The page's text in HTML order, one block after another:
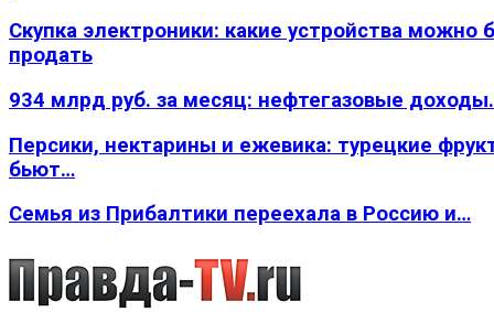
Скупка электроники: какие устройства можно
продать
934 млрд руб. за месяц: нефтегазовые
Персики, нектарины и ежевика: турецкие
бьют…
Семья из Прибалтики переехала в Россию и…